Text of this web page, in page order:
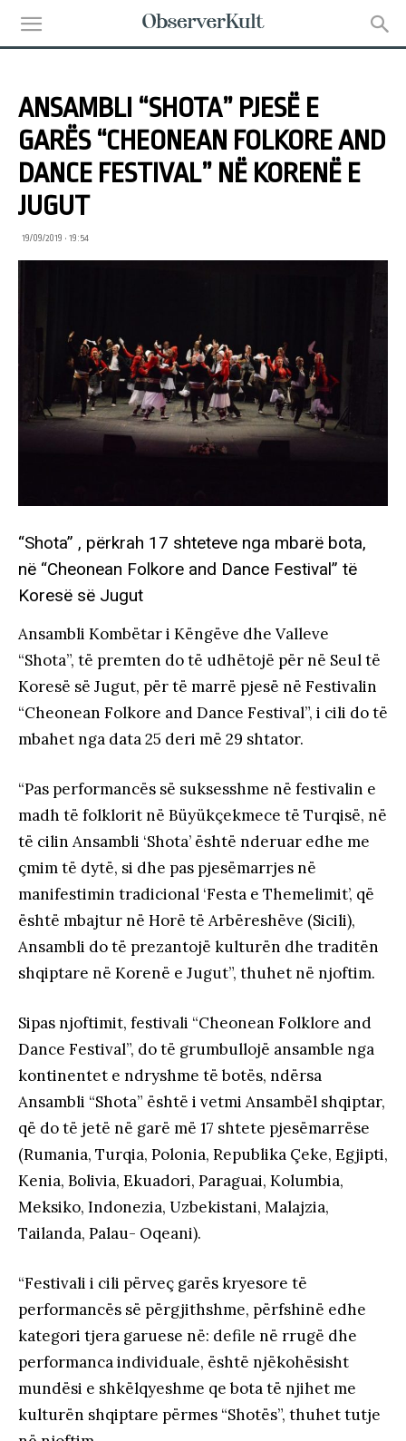
ANSAMBLI “SHOTA” PJESË E
GARËS “CHEONEAN FOLKORE AND
DANCE FESTIVAL” NË KORENË E
JUGUT
19/09/2019 • 19:54
“Shota” , përkrah 17 shteteve nga mbarë bota,
në “Cheonean Folkore and Dance Festival” të
Koresë së Jugut
Ansambli Kombëtar i Këngëve dhe Valleve
“Shota”, të premten do të udhëtojë për në Seul të
Koresë së Jugut, për të marrë pjesë në Festivalin
“Cheonean Folkore and Dance Festival”, i cili do të
mbahet nga data 25 deri më 29 shtator.
“Pas performancës së suksesshme në festivalin e
madh të folklorit në Büyükçekmece të Turqisë, në
të cilin Ansambli ‘Shota’ është nderuar edhe me
çmim të dytë, si dhe pas pjesëmarrjes në
manifestimin tradicional ‘Festa e Themelimit’, që
është mbajtur në Horë të Arbëreshëve (Sicili),
Ansambli do të prezantojë kulturën dhe traditën
shqiptare në Korenë e Jugut”, thuhet në njoftim.
Sipas njoftimit, festivali “Cheonean Folklore and
Dance Festival”, do të grumbullojë ansamble nga
kontinentet e ndryshme të botës, ndërsa
Ansambli “Shota” është i vetmi Ansambël shqiptar,
që do të jetë në garë më 17 shtete pjesëmarrëse
(Rumania, Turqia, Polonia, Republika Çeke, Egjipti,
Kenia, Bolivia, Ekuadori, Paraguai, Kolumbia,
Meksiko, Indonezia, Uzbekistani, Malajzia,
Tailanda, Palau- Oqeani).
“Festivali i cili përveç garës kryesore të
performancës së përgjithshme, përfshinë edhe
kategori tjera garuese në: defile në rrugë dhe
performanca individuale, është njëkohësisht
mundësi e shkëlqyeshme qe bota të njihet me
kulturën shqiptare përmes “Shotës”, thuhet tutje